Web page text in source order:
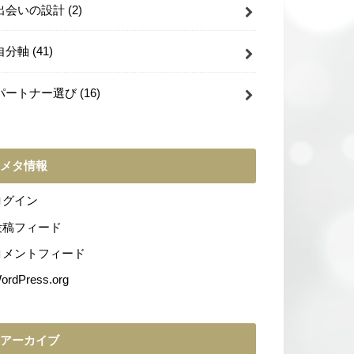
会いの設計 (2)
分軸 (41)
ートナー選び (16)
メタ情報
グイン
稿フィード
メントフィード
アーカイブ